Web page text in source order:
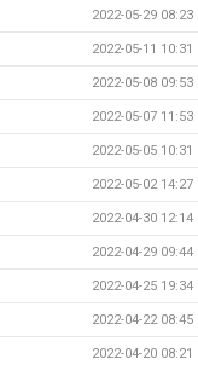
2022-05-29 08:23
2022-05-11 10:31
2022-05-08 09:53
2022-05-07 11:53
2022-05-05 10:31
2022-05-02 14:27
2022-04-30 12:14
2022-04-29 09:44
2022-04-25 19:34
2022-04-22 08:45
2022-04-20 08:21